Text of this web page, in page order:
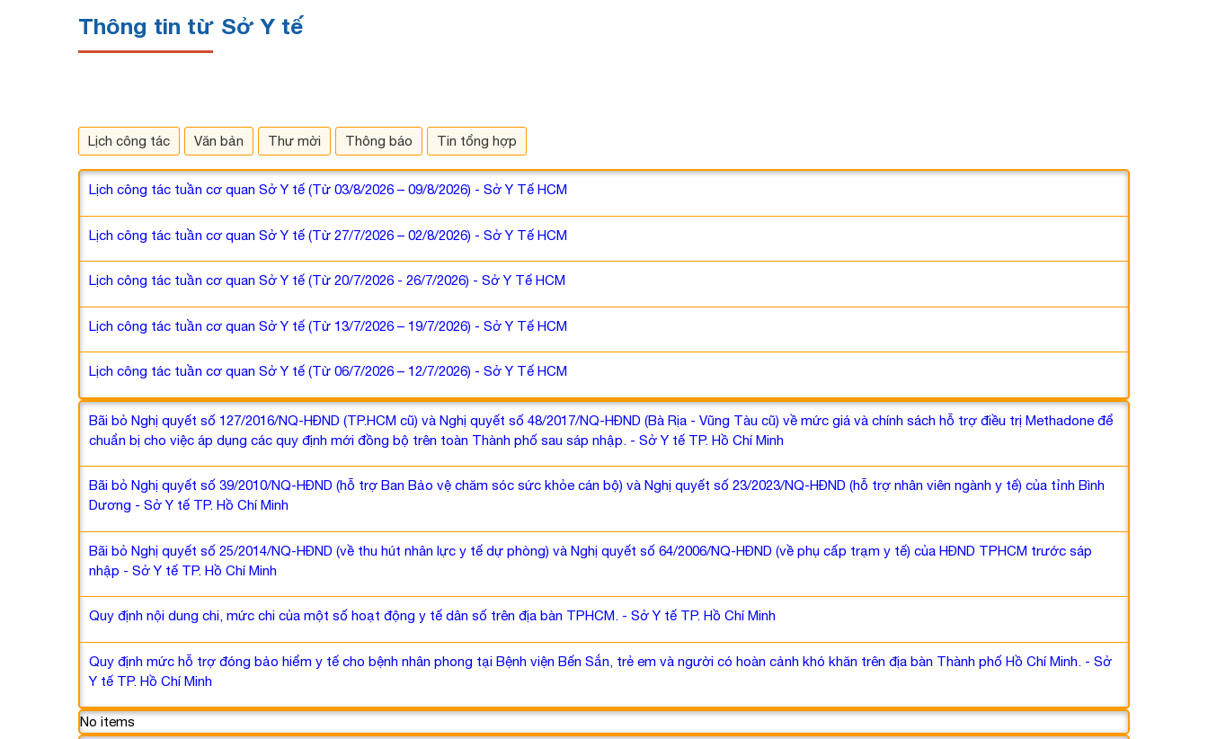
Thông tin từ Sở Y tế
Lịch công tác Văn bản Thư mời Thông báo Tin tổng hợp
Lịch công tác tuần cơ quan Sở Y tế (Từ 03/8/2026 – 09/8/2026) - Sở Y Tế HCM
Lịch công tác tuần cơ quan Sở Y tế (Từ 27/7/2026 – 02/8/2026) - Sở Y Tế HCM
Lịch công tác tuần cơ quan Sở Y tế (Từ 20/7/2026 - 26/7/2026) - Sở Y Tế HCM
Lịch công tác tuần cơ quan Sở Y tế (Từ 13/7/2026 – 19/7/2026) - Sở Y Tế HCM
Lịch công tác tuần cơ quan Sở Y tế (Từ 06/7/2026 – 12/7/2026) - Sở Y Tế HCM
Bãi bỏ Nghị quyết số 127/2016/NQ-HĐND (TP.HCM cũ) và Nghị quyết số 48/2017/NQ-HĐND (Bà Rịa - Vũng Tàu cũ) về mức giá và chính sách hỗ trợ điều trị Methadone để
chuẩn bị cho việc áp dụng các quy định mới đồng bộ trên toàn Thành phố sau sáp nhập. - Sở Y tế TP. Hồ Chí Minh
Bãi bỏ Nghị quyết số 39/2010/NQ-HĐND (hỗ trợ Ban Bảo vệ chăm sóc sức khỏe cán bộ) và Nghị quyết số 23/2023/NQ-HĐND (hỗ trợ nhân viên ngành y tế) của tỉnh Bình
Dương - Sở Y tế TP. Hồ Chí Minh
Bãi bỏ Nghị quyết số 25/2014/NQ-HĐND (về thu hút nhân lực y tế dự phòng) và Nghị quyết số 64/2006/NQ-HĐND (về phụ cấp trạm y tế) của HĐND TPHCM trước sáp
nhập - Sở Y tế TP. Hồ Chí Minh
Quy định nội dung chi, mức chi của một số hoạt động y tế dân số trên địa bàn TPHCM. - Sở Y tế TP. Hồ Chí Minh
Quy định mức hỗ trợ đóng bảo hiểm y tế cho bệnh nhân phong tại Bệnh viện Bến Sắn, trẻ em và người có hoàn cảnh khó khăn trên địa bàn Thành phố Hồ Chí Minh. - Sở
Y tế TP. Hồ Chí Minh
No items